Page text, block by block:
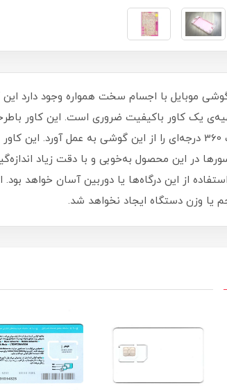
موبایل با اجسام سخت همواره وجود دارد
تهیه‌ی یک کاور با‌کیفیت ضروری است‏.‏ این کاور
در این محصول به‌خوبی و با دقت زیاد
از این درگاه‌ها یا دوربین آسان خواهد
یا وزن دستگاه ایجاد نخواهد شد‏.‏